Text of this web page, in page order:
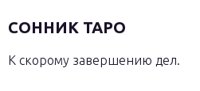
СОННИК ТАРО
К скорому завершению дел.